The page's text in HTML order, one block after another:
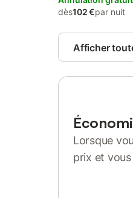
dès102 €par nuit
Afficher
Lorsque
prix et